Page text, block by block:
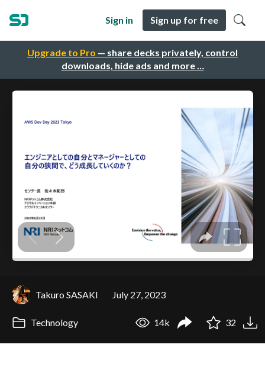
Upgrade to Pro — share decks privately, control
downloads, hide ads and more …
Sign in Sign up for free
Takuro SASAKI July 27, 2023
Technology 14k 32